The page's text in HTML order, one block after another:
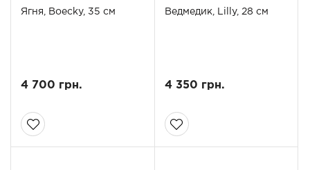
Ягня, Boecky, 35 см
4 700 грн.
Ведмедик, Lilly, 28 см
4 350 грн.